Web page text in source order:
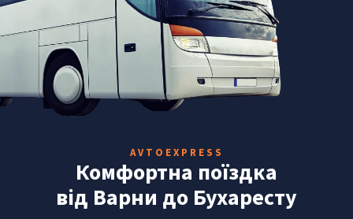
AVTOEXPRESS
Комфортна поїздка
від Варни до Бухаресту